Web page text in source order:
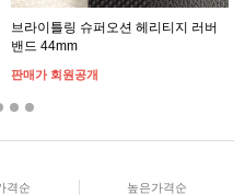
브라이틀링 슈퍼오션 헤리티지 러버
밴드 44mm
판매가 회원공개
격순 높은가격순